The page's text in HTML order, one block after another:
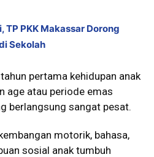
TP PKK Makassar Dorong
Sekolah
pertama kehidupan anak
age atau periode emas
berlangsung sangat pesat.
motorik, bahasa,
sosial anak tumbuh